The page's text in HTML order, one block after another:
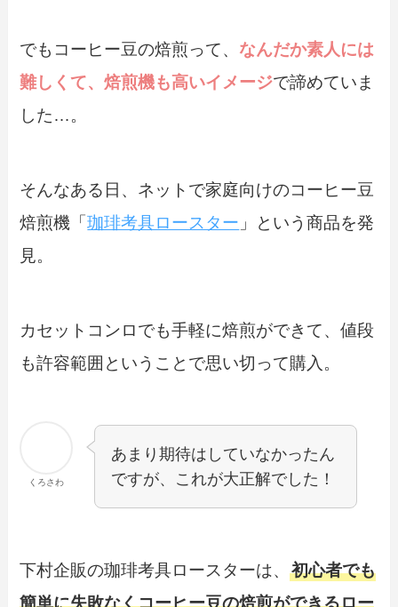
でもコーヒー豆の焙煎って、 なんだか素人には
難しくて、焙煎機も高いイメージで諦めていま
した…。
そんなある日、ネットで家庭向けのコーヒー豆
焙煎機「珈琲考具ロースター 」という商品を発
見。
カセットコンロでも手軽に焙煎ができて、値段
も許容範囲ということで思い切って購入。
くろさわ
あまり期待はしていなかったん
ですが、これが大正解でした！
下村企販の珈琲考具ロースターは、初心者でも
簡単に失敗なくコーヒー豆の焙煎ができるロー